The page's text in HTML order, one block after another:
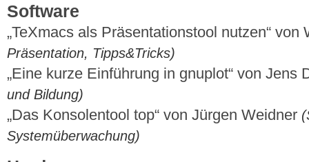
Software
„TeXmacs als Präsentationstool nutzen“
Präsentation, Tipps&Tricks)
„Eine kurze Einführung in gnuplot“ von Jens
und Bildung)
„Das Konsolentool top“ von Jürgen Weidner
Systemüberwachung)